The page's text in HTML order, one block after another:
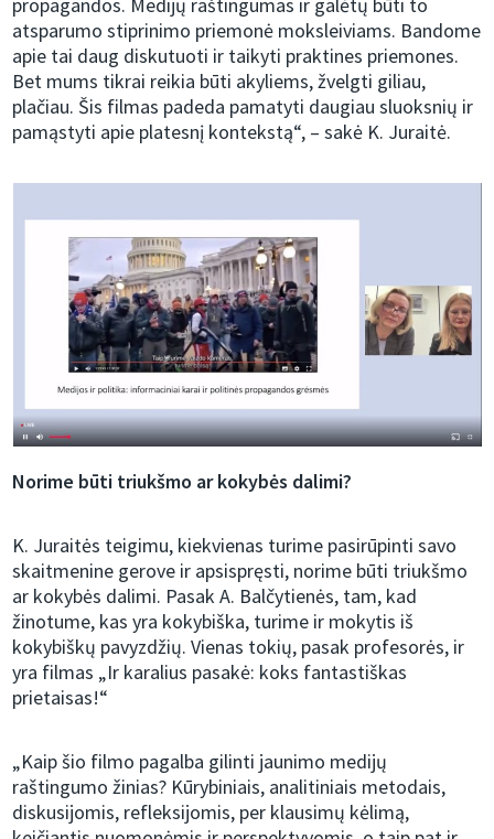
propagandos. Medijų raštingumas ir galėtų būti to
atsparumo stiprinimo priemonė moksleiviams. Bandome
apie tai daug diskutuoti ir taikyti praktines priemones.
Bet mums tikrai reikia būti akyliems, žvelgti giliau,
plačiau. Šis filmas padeda pamatyti daugiau sluoksnių ir
pamąstyti apie platesnį kontekstą“, – sakė K. Juraitė.
Norime būti triukšmo ar kokybės dalimi?
K. Juraitės teigimu, kiekvienas turime pasirūpinti savo
skaitmenine gerove ir apsispręsti, norime būti triukšmo
ar kokybės dalimi. Pasak A. Balčytienės, tam, kad
žinotume, kas yra kokybiška, turime ir mokytis iš
kokybiškų pavyzdžių. Vienas tokių, pasak profesorės, ir
yra filmas „Ir karalius pasakė: koks fantastiškas
prietaisas!“
„Kaip šio filmo pagalba gilinti jaunimo medijų
raštingumo žinias? Kūrybiniais, analitiniais metodais,
diskusijomis, refleksijomis, per klausimų kėlimą,